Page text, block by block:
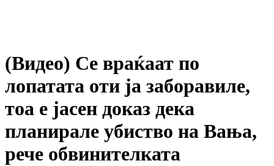
(Видео) Се враќаат по
лопатата оти ја заборавиле,
тоа е јасен доказ дека
планирале убиство на Вања,
рече обвинителката